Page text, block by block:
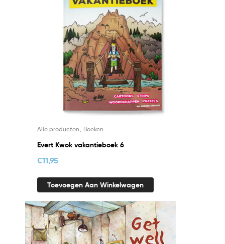
Alle producten Boeken
Evert Kwok vakantieboek 6
€11,95
Toevoegen Aan Winkelwagen